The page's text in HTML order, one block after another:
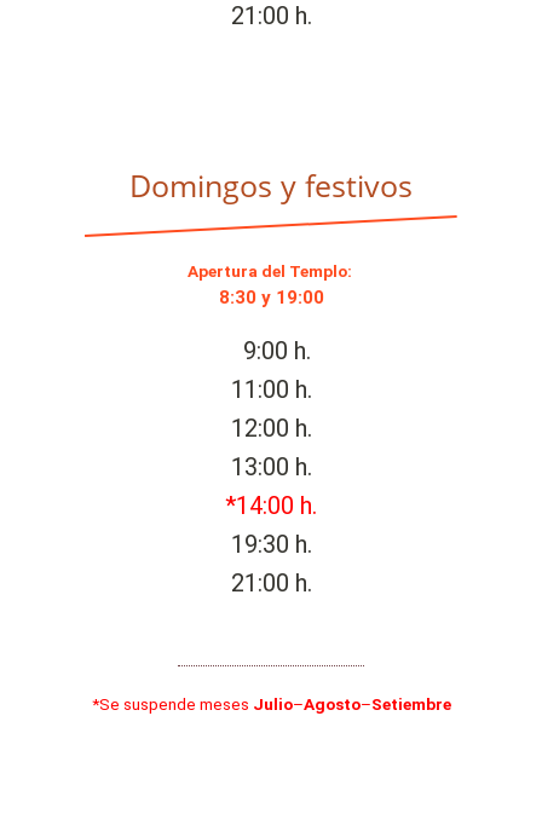
21:00 h.
Domingos y festivos
Apertura del Templo:
8:30 y 19:00
9:00 h.
11:00 h.
12:00 h.
13:00 h.
*14:00 h.
19:30 h.
21:00 h.
*Se suspende meses Julio–Agosto–Setiembre